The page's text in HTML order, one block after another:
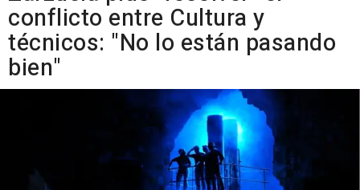
conflicto entre Cultura y
técnicos: "No lo están pasando
bien"